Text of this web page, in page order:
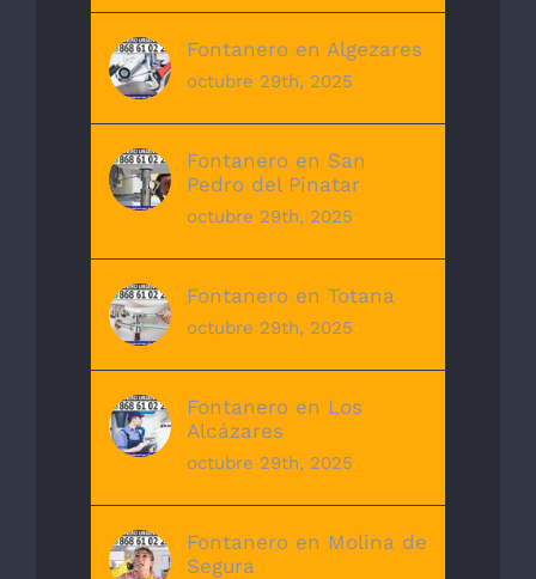
Fontanero en Algezares
octubre 29th, 2025
Fontanero en San
Pedro del Pinatar
octubre 29th, 2025
Fontanero en Totana
octubre 29th, 2025
Fontanero en Los
Alcázares
octubre 29th, 2025
Fontanero en Molina de
Segura